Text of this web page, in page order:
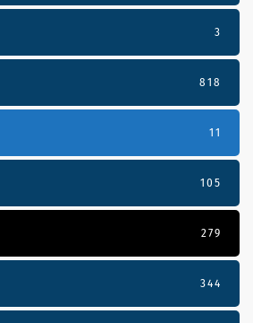
3
818
11
105
279
344